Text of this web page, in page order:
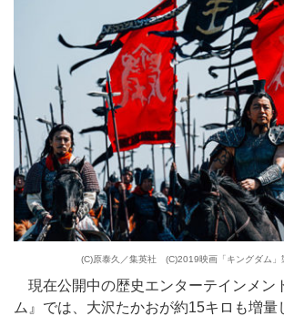
(C)原泰久／集英社 (C)2019映画「キングダム」
現在公開中の歴史エンターテインメン
ム』では、大沢たかおが約15キロも増量